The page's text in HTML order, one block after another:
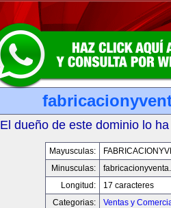
El dueño de este dominio lo
Mayusculas:
Minusculas:
Longitud:
17 caracteres
Categorias:
Ventas y